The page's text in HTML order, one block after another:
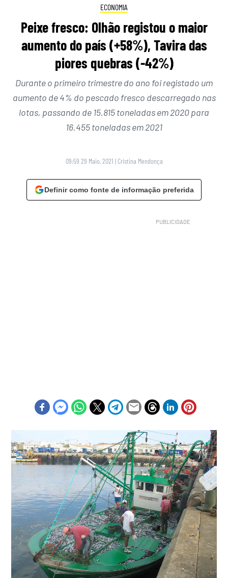
ECONOMIA
Peixe fresco: Olhão registou o maior
aumento do país (+58%), Tavira das
piores quebras (-42%)
Durante o primeiro trimestre do ano foi registado um
aumento de 4% do pescado fresco descarregado nas
lotas, passando de 15.815 toneladas em 2020 para
16.455 toneladas em 2021
09:59 29 Maio, 2021 | Cristina Mendonça
Definir como fonte de informação preferida